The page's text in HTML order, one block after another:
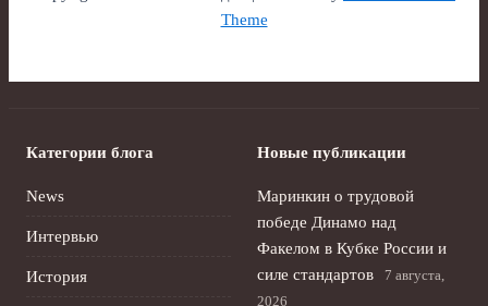
Theme
Категории блога
News
Интервью
История
Новые публикации
Маринкин о трудовой
победе Динамо над
Факелом в Кубке России и
силе стандартов
7 августа,
2026